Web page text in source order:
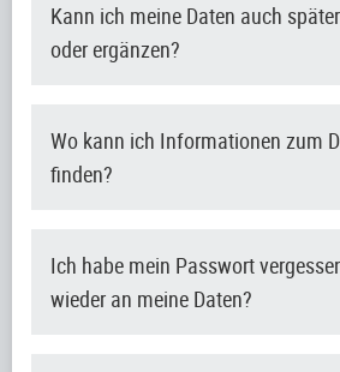
Kann ich meine Daten auch
oder ergänzen?
Wo kann ich Informationen zum
finden?
Ich habe mein Passwort
wieder an meine Daten?